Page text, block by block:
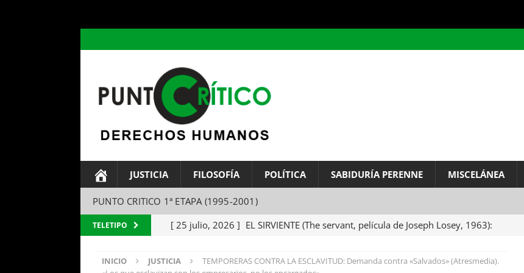
JUSTICIA FILOSOFÍA POLÍTICA SABIDURÍA PERENNE MISCELÁNEA
PUNTO CRITICO 1ª ETAPA (1995-2001)
TELETIPO [ 25 julio, 2026 ] EL SIRVIENTE (The servant, película de Joseph Losey, 1963):
[ 24 julio, 2026 ] EL TEMA DEL INFINITO, por Baruch de Spinoza (Carta de
INICIO JUSTICIA
TEMPORERAS CONTRA LA ESCLAVITUD: Demanda contra «Salvados» (Atresmedia).